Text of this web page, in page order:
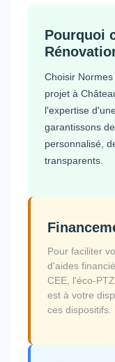
Pourquoi
Choisir
projet à
l'expertise
garantissons
personnalisé,
transparents.
Pour faciliter
d'aides
CEE, l'éco-
est à votre
ces dispositifs.